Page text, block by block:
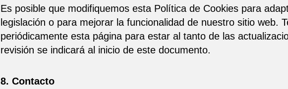
Es posible que modifiquemos esta Política de Cookies para
legislación o para mejorar la funcionalidad de nuestro sitio web.
periódicamente esta página para estar al tanto de las
revisión se indicará al inicio de este documento.
8. Contacto